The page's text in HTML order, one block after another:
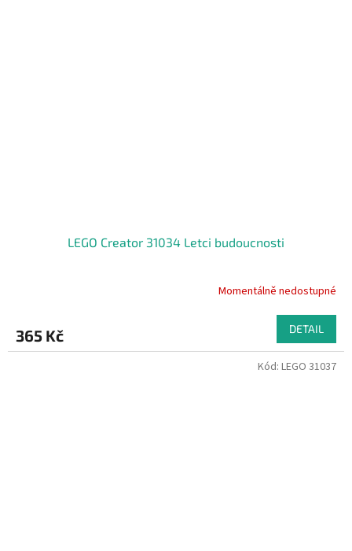
LEGO Creator 31034 Letci budoucnosti
Momentálně nedostupné
365 Kč DETAIL
Kód: LEGO 31037